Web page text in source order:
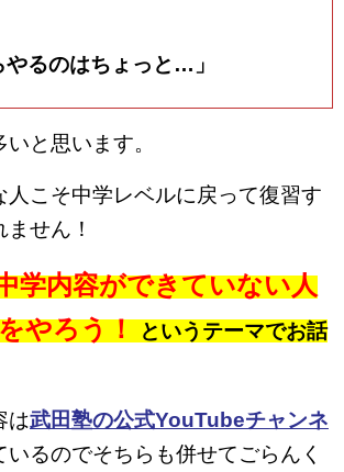
やるのはちょっと…」
と思います。
人こそ中学レベルに戻って復習す
せん！
学内容ができていない人
やろう！ というテーマでお話
は武田塾の公式YouTubeチャンネ
いるのでそちらも併せてごらんく